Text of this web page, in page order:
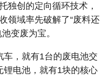
独创的定向循环技术，
领域率先破解了“废料还
变废为宝。
，就有1台的废电池交
锂电池，就有1块的核心